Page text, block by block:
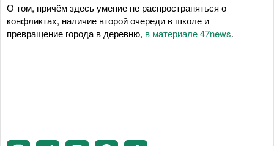
О том, причём здесь умение не распространяться о
конфликтах, наличие второй очереди в школе и
превращение города в деревню, в материале 47news.